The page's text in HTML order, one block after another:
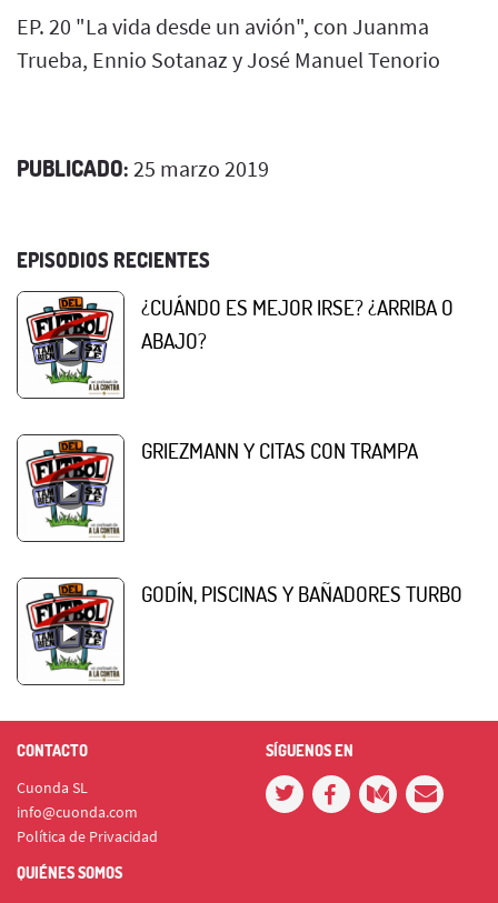
EP. 20 "La vida desde un avión", con Juanma
Trueba, Ennio Sotanaz y José Manuel Tenorio
PUBLICADO: 25 marzo 2019
EPISODIOS RECIENTES
¿CUÁNDO ES MEJOR IRSE? ¿ARRIBA O
ABAJO?
GRIEZMANN Y CITAS CON TRAMPA
GODÍN, PISCINAS Y BAÑADORES TURBO
CONTACTO
Cuonda SL
info@cuonda.com
Política de Privacidad
SÍGUENOS EN
QUIÉNES SOMOS